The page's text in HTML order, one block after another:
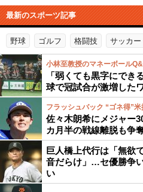
最新のスポーツ記事
野球 ゴルフ 格闘技 サッカー
小林至教授のマネーボール
「弱くても黒字にで
球で冠試合が激増した
フラッシュバック “ゴネ得”
佐々木朗希にメジャー
カ月半の戦線離脱も争
巨人橋上代行は「無欲
音だらけ」…セ優勝争
い